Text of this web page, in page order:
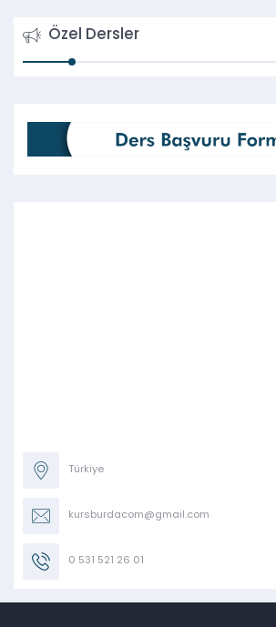
Özel Dersler
Türkiye
kursburdacom@gmail.com
0 531 521 26 01